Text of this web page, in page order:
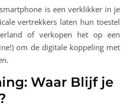
is een verklikker in je
vertrekkers laten hun toestel
of verkopen het op een
om de digitale koppeling met
Waar Blijf je